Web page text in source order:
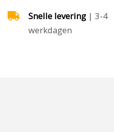
Snelle levering| 3-4
werkdagen